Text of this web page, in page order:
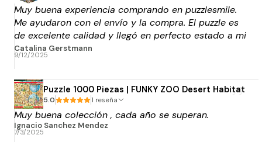
Muy buena experiencia comprando en puzzlesmile.
Me ayudaron con el envío y la compra. El puzzle es
de excelente calidad y llegó en perfecto estado a mi
punto blue express de elección. Muchas gracias por
el apoyo!
Catalina Gerstmann
9/12/2025
Puzzle 1000 Piezas | FUNKY ZOO Desert Habitat
5.0 1 reseña
Muy buena colección , cada año se superan.
Ignacio Sanchez Mendez
7/3/2025